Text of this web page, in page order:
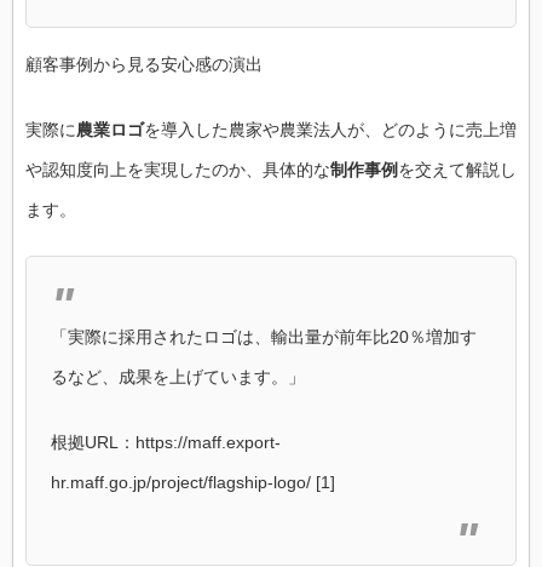
顧客事例から見る安心感の演出
実際に農業ロゴを導入した農家や農業法人が、どのように売上増
や認知度向上を実現したのか、具体的な制作事例を交えて解説し
ます。
「実際に採用されたロゴは、輸出量が前年比20％増加す
るなど、成果を上げています。」
根拠URL：https://maff.export-
hr.maff.go.jp/project/flagship-logo/ [1]